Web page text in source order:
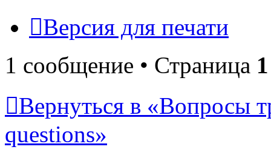
Версия для печати
1 сообщение • Страница 1
Вернуться в «Вопросы
questions»